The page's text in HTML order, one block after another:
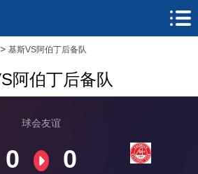
基斯VS阿伯丁后备队
阿伯丁后备队
球会友谊
0 0